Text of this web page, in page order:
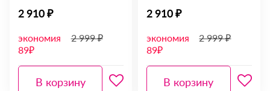
2 910 ₽
экономия
89₽
2 999 ₽
В корзину
2 910 ₽
экономия
89₽
2 999 ₽
В корзину